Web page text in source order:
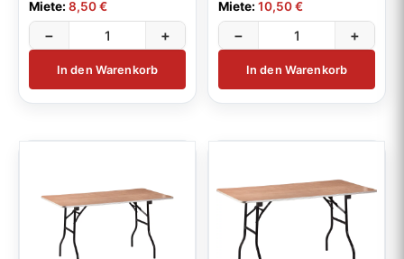
Miete:8,50 €
− +
In den Warenkorb
Miete:10,50 €
− +
In den Warenkorb